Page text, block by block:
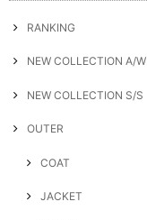
RANKING
NEW COLLECTION A/W
NEW COLLECTION S/S
OUTER
COAT
JACKET